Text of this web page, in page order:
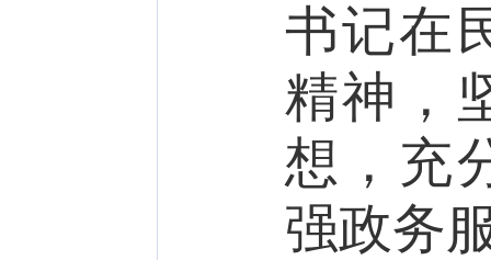
书记在
精神，
想，充
强政务